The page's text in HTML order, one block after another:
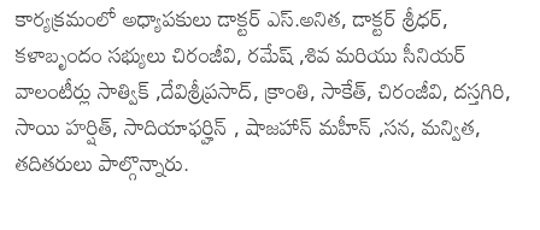
కార్యక్రమంలో అధ్యాపకులు డాక్టర్ ఎస్.అనిత, డాక్టర్ శ్రీధర్,
కళాబృందం సభ్యులు చిరంజీవి, రమేష్ ,శివ మరియు సీనియర్
వాలంటీర్లు సాత్విక్ ,దేవిశ్రీప్రసాద్, క్రాంతి, సాకేత్, చిరంజీవి, దస్తగిరి,
సాయి హర్షిత్, సాదియాఫర్హిన్ , షాజహాన్ మహీన్ ,సన, మన్విత,
తదితరులు పాల్గొన్నారు.